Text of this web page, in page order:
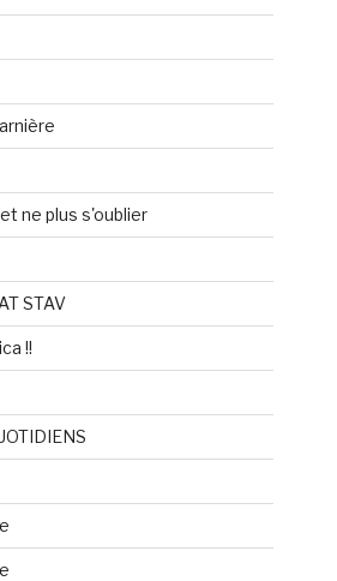
ne plus s'oublier
STAV
!!